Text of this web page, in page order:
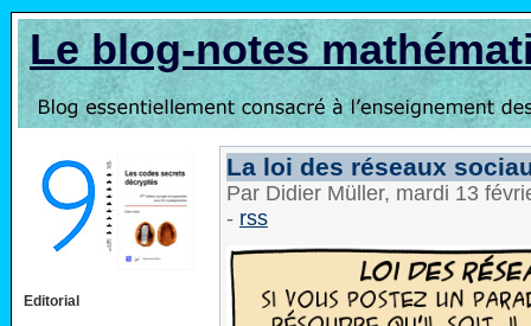
Le blog-notes
Editorial
La loi des réseaux
Par Didier Müller, mardi 13
- rss